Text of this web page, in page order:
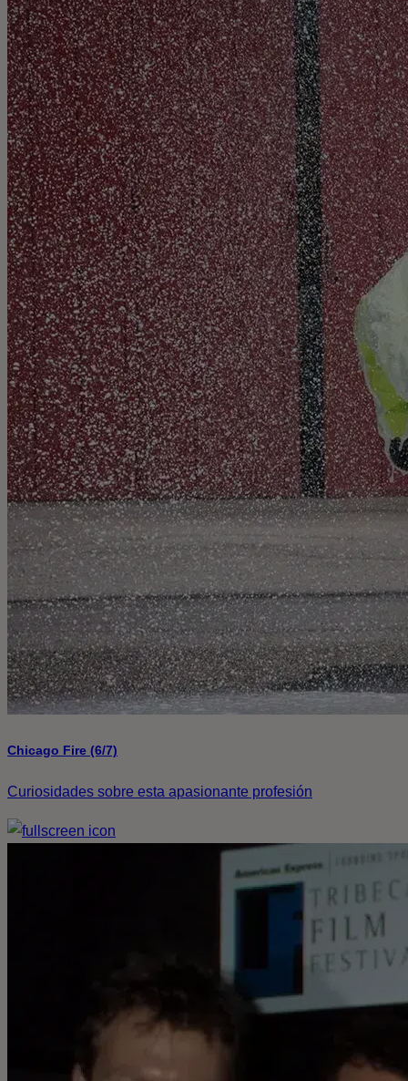
Chicago Fire (6/7)
Curiosidades sobre esta apasionante profesión